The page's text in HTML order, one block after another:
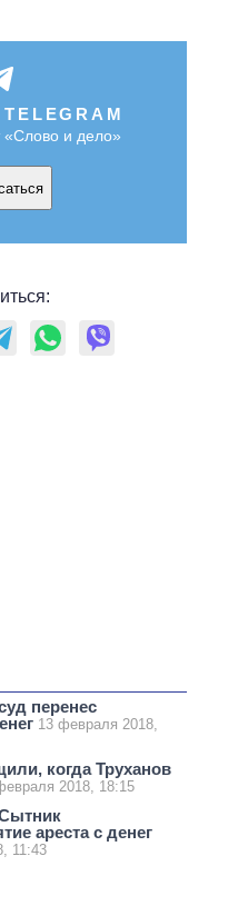
и дело»
перенес
13 февраля 2018,
когда Труханов
2018, 18:15
ареста с денег
11:43